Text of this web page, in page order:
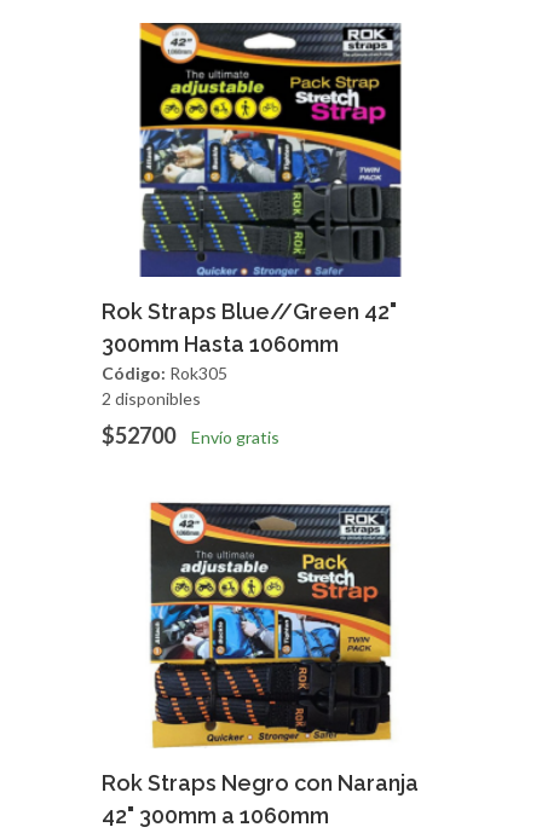
Agregar Vista Rapida
Rok Straps Blue//Green 42"
300mm Hasta 1060mm
Código: Rok305
2 disponibles
$52700 Envío gratis
Agregar Vista Rapida
Rok Straps Negro con Naranja
42" 300mm a 1060mm